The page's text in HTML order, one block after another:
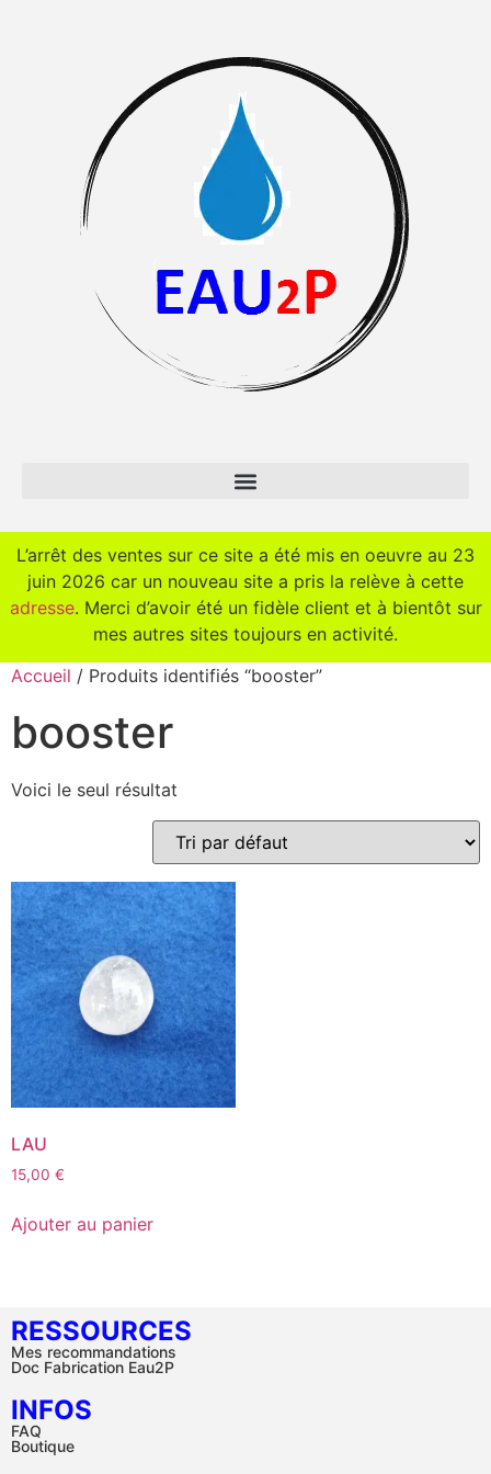
L’arrêt des ventes sur ce site a été mis en oeuvre au 23
juin 2026 car un nouveau site a pris la relève à cette
adresse. Merci d’avoir été un fidèle client et à bientôt sur
mes autres sites toujours en activité.
Accueil / Produits identifiés “booster”
booster
Voici le seul résultat
LAU
15,00 €
Ajouter au panier
RESSOURCES
Mes recommandations
Doc Fabrication Eau2P
INFOS
FAQ
Boutique